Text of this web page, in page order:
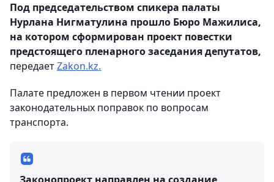
Под председательством спикера палаты
Нурлана Нигматулина прошло Бюро Мажилиса,
на котором сформирован проект повестки
предстоящего пленарного заседания депутатов,
передаетZakon.kz.
Палате предложен в первом чтении проект
законодательных поправок по вопросам
транспорта.